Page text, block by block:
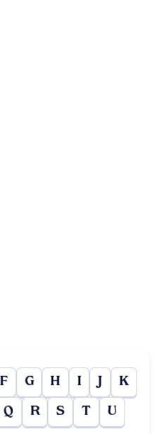
F G H I J K
Q R S T U